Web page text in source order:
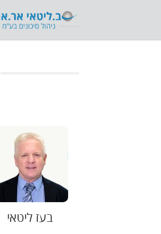
בעז ליטאי